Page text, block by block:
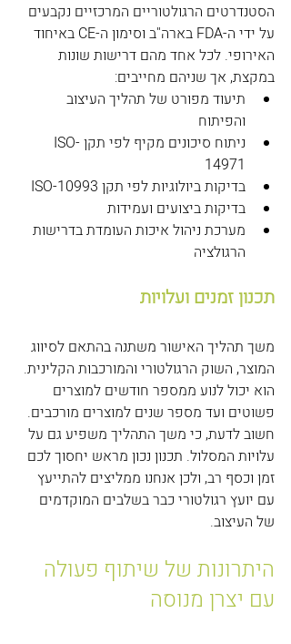
הסטנדרטים הרגולטוריים המרכזיים נקבעים
על ידי ה-FDA בארה"ב וסימון ה-CE באיחוד
האירופי. לכל אחד מהם דרישות שונות
במקצת, אך שניהם מחייבים:
תיעוד מפורט של תהליך העיצוב
והפיתוח
ניתוח סיכונים מקיף לפי תקן ISO-
14971
בדיקות ביולוגיות לפי תקן ISO-10993
בדיקות ביצועים ועמידות
מערכת ניהול איכות העומדת בדרישות
הרגולציה
תכנון זמנים ועלויות
משך תהליך האישור משתנה בהתאם לסיווג
המוצר, השוק הרגולטורי והמורכבות הקלינית.
הוא יכול לנוע ממספר חודשים למוצרים
פשוטים ועד מספר שנים למוצרים מורכבים.
חשוב לדעת, כי משך התהליך משפיע גם על
עלויות המסלול. תכנון נכון מראש יחסוך לכם
זמן וכסף רב, ולכן אנחנו ממליצים להתייעץ
עם יועץ רגולטורי כבר בשלבים המוקדמים
של העיצוב.
היתרונות של שיתוף פעולה
עם יצרן מנוסה